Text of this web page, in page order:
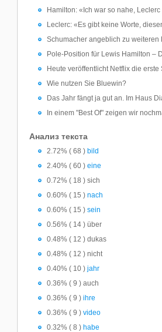
Hamilton: «Ich war so nahe,
Leclerc: «Es gibt keine Worte,
Schumacher angeblich zu
Pole-Position für Lewis Hamilton –
Heute veröffentlicht Netflix die
Wie nutzen Sie Bluewin?
Das Jahr fängt ja gut an. Im Haus
In einem "Best Of" zeigen wir
Анализ текста
2.72% ( 68 ) bild
2.40% ( 60 ) eine
0.72% ( 18 ) sich
0.60% ( 15 ) nach
0.60% ( 15 ) sein
0.56% ( 14 ) über
0.48% ( 12 ) dukas
0.48% ( 12 ) nicht
0.40% ( 10 ) jahr
0.36% ( 9 ) auch
0.36% ( 9 ) ihre
0.36% ( 9 ) video
0.32% ( 8 ) habe